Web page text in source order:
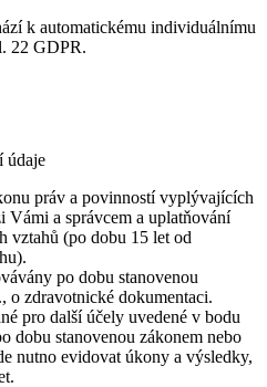
k automatickému individuálnímu
22 GDPR.
údaje
práv a povinností vyplývajících
Vámi a správcem a uplatňování
vztahů (po dobu 15 let od
po dobu stanovenou
o zdravotnické dokumentaci.
pro další účely uvedené v bodu
dobu stanovenou zákonem nebo
nutno evidovat úkony a výsledky,